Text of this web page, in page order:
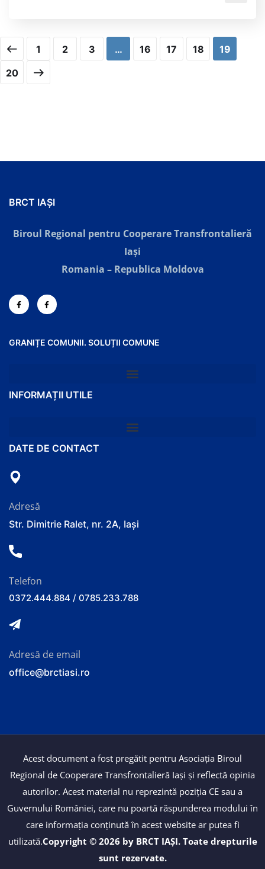
1 2 3 … 16 17 18
19
20
BRCT IAȘI
Biroul Regional pentru Cooperare Transfrontalieră
Iaşi
Romania – Republica Moldova
GRANIȚE COMUNII. SOLUȚII COMUNE
INFORMAȚII UTILE
DATE DE CONTACT
Adresă
Str. Dimitrie Ralet, nr. 2A, Iași
Telefon
0372.444.884 / 0785.233.788
Adresă de email
office@brctiasi.ro
Acest document a fost pregătit pentru Asociația Biroul
Regional de Cooperare Transfrontalieră Iași și reflectă opinia
autorilor. Acest material nu reprezintă poziția CE sau a
Guvernului României, care nu poartă răspunderea modului în
care informația conținută în acest website ar putea fi
utilizată.Copyright © 2026 by BRCT IAȘI. Toate drepturile
sunt rezervate.